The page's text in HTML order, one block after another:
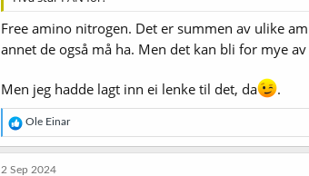
Free amino nitrogen. Det er summen av ulike
annet de også må ha. Men det kan bli for mye
Men jeg hadde lagt inn ei lenke til det, da .
R
e
a
Ole Einar
2 Sep 2024